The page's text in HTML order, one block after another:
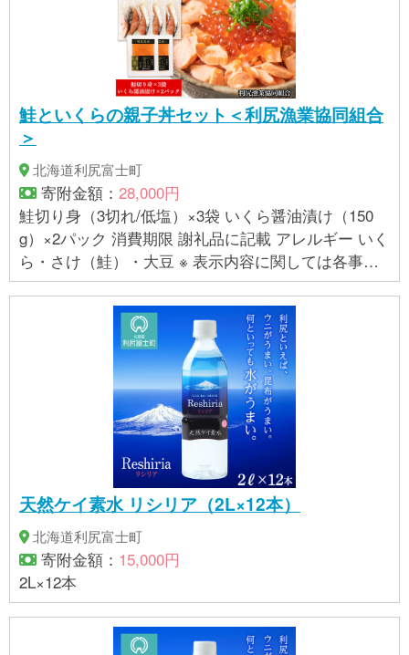
鮭といくらの親子丼セット＜利尻漁業協同組合
＞
北海道利尻富士町
寄附金額： 28,000円
鮭切り身（3切れ/低塩）×3袋 いくら醤油漬け（150
g）×2パック 消費期限 謝礼品に記載 アレルギー いく
ら・さけ（鮭）・大豆 ※ 表示内容に関しては各事業
者の指定に基づき掲載しており、一切の内容を保証
するものではございません。 ※ご不明の点がございま
したら事業者まで直接お問い合わせ下さい。
天然ケイ素水 リシリア（2L×12本）
北海道利尻富士町
寄附金額： 15,000円
2L×12本